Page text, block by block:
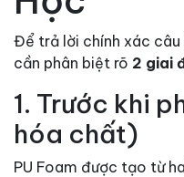
Để trả lời chính xác câu
cần phân biệt rõ 2 giai
1. Trước khi
hóa chất)
PU Foam được tạo từ